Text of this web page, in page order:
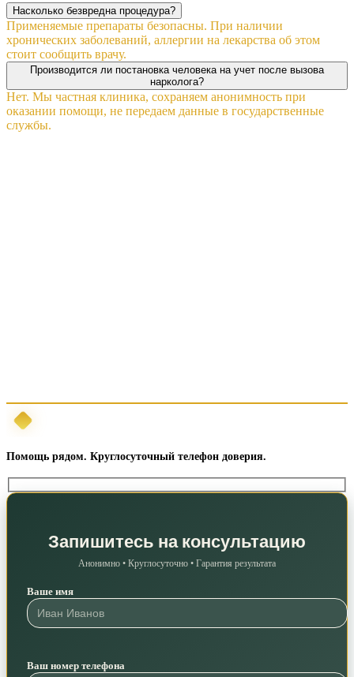
Насколько безвредна процедура?
Применяемые препараты безопасны. При наличии
хронических заболеваний, аллергии на лекарства об этом
стоит сообщить врачу.
Производится ли постановка человека на учет после вызова
нарколога?
Нет. Мы частная клиника, сохраняем анонимность при
оказании помощи, не передаем данные в государственные
службы.
Помощь рядом. Круглосуточный телефон доверия.
Запишитесь на консультацию
Анонимно • Круглосуточно • Гарантия результата
Ваше имя
Ваш номер телефона